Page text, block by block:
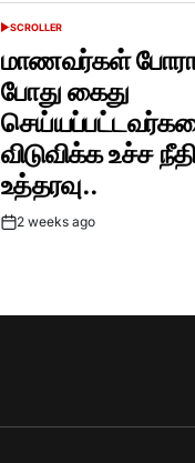
POSTED
SCROLLER
மாணவர்கள்
போது கைது
விடுவிக்க உச்ச
உத்தரவு..
Post2 weeks ago